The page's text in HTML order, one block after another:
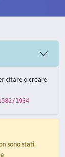
citare o creare
1934
sono stati